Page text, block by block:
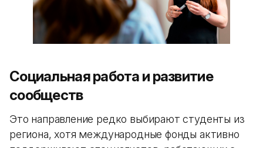
Социальная работа и развитие
сообществ
Это направление редко выбирают студенты из
региона, хотя международные фонды активно